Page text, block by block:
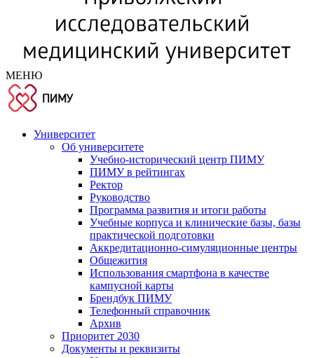
МЕНЮ
Университет
Об университете
Учебно-исторический центр ПИМУ
ПИМУ в рейтингах
Ректор
Руководство
Программа развития и итоги работы
Учебные корпуса и клинические базы, базы
практической подготовки
Аккредитационно-симуляционные центры
Общежития
Использования смартфона в качестве
кампусной карты
Брендбук ПИМУ
Телефонный справочник
Архив
Приоритет 2030
Документы и реквизиты